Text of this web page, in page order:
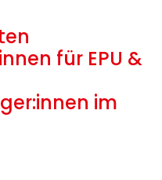
für EPU &
im